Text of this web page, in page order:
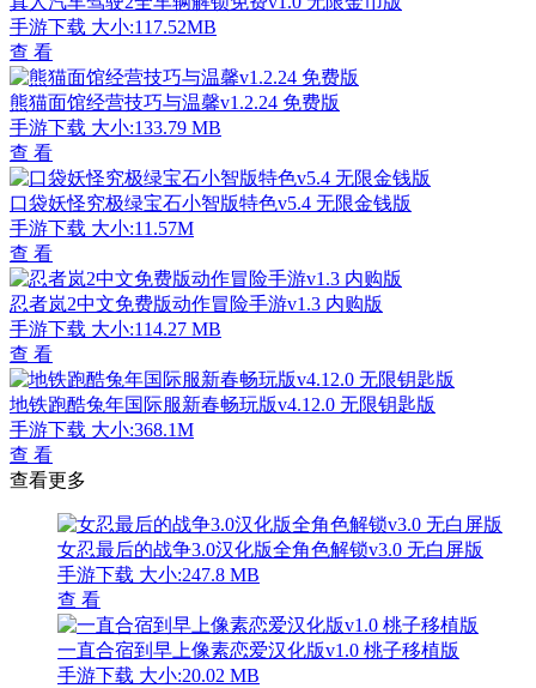
手游下载 大小:117.52MB
查 看
熊猫面馆经营技巧与温馨v1.2.24 免费版
手游下载 大小:133.79 MB
查 看
口袋妖怪究极绿宝石小智版特色v5.4 无限金钱版
手游下载 大小:11.57M
查 看
忍者岚2中文免费版动作冒险手游v1.3 内购版
手游下载 大小:114.27 MB
查 看
地铁跑酷兔年国际服新春畅玩版v4.12.0 无限钥匙版
手游下载 大小:368.1M
查 看
查看更多
女忍最后的战争3.0汉化版全角色解锁v3.0 无白屏版
手游下载 大小:247.8 MB
查 看
一直合宿到早上像素恋爱汉化版v1.0 桃子移植版
手游下载 大小:20.02 MB